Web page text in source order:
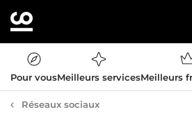
Pour vousMeilleurs servicesMeilleurs
Réseaux sociaux